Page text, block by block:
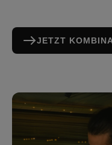
JETZT